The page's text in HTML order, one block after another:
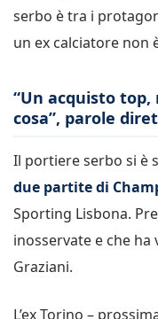
serbo è tra i
un ex calciatore non
“Un acquisto
cosa”, parole
Il portiere serbo si è
due partite di
Sporting Lisbona.
inosservate e che ha
Graziani.
L’ex Torino –